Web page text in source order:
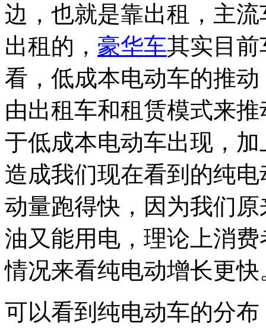
边，也就是靠出租，主
出租的， 豪华车其实目
看，低成本电动车的推
由出租车和租赁模式来
于低成本电动车出现，
造成我们现在看到的纯
动量跑得快，因为我们
油又能用电，理论上消
情况来看纯电动增长更快
可以看到纯电动车的分